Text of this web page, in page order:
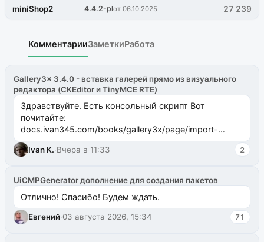
miniShop2 4.4.2-plот 06.10.2025 27 239
КомментарииЗаметкиРабота
Gallery3x 3.4.0 - вставка галерей прямо из визуального
редактора (CKEditor и TinyMCE RTE)
Здравствуйте. Есть консольный скрипт Вот
почитайте:
docs.ivan345.com/books/gallery3x/page/import-
ms2galleryphp
Ivan K.·Вчера в 11:33 2
UiCMPGenerator дополнение для создания пакетов
Отлично! Спасибо! Будем ждать.
Евгений·03 августа 2026, 15:34 71